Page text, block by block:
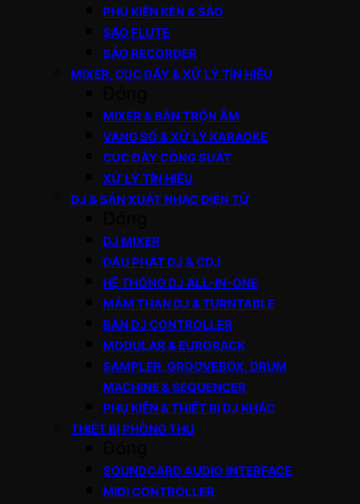
PHỤ KIỆN KÈN & SÁO
SÁO FLUTE
SÁO RECORDER
MIXER, CỤC ĐẨY & XỬ LÝ TÍN HIỆU
MIXER & BÀN TRỘN ÂM
VANG SỐ & XỬ LÝ KARAOKE
CỤC ĐẨY CÔNG SUẤT
XỬ LÝ TÍN HIỆU
DJ & SẢN XUẤT NHẠC ĐIỆN TỬ
DJ MIXER
ĐẦU PHÁT DJ & CDJ
HỆ THỐNG DJ ALL-IN-ONE
MÂM THAN DJ & TURNTABLE
BÀN DJ CONTROLLER
MODULAR & EURORACK
SAMPLER, GROOVEBOX, DRUM
MACHINE & SEQUENCER
PHỤ KIỆN & THIẾT BỊ DJ KHÁC
THIẾT BỊ PHÒNG THU
SOUNDCARD AUDIO INTERFACE
MIDI CONTROLLER